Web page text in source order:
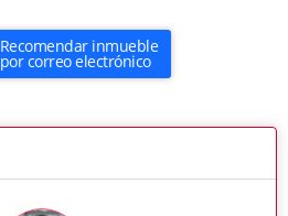
Recomendar inmueble
por correo electrónico